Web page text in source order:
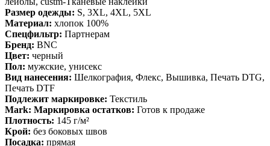
Размер одежды: S, 3XL, 4XL, 5XL
Материал: хлопок 100%
Спецфильтр: Партнерам
Бренд: BNC
Цвет: черный
Пол: мужские, унисекс
Вид нанесения: Шелкография, Флекс, Вышивка, Печать DTG,
Печать DTF
Подлежит маркировке: Текстиль
Mark: Маркировка остатков: Готов к продаже
Плотность: 145 г/м²
Крой: без боковых швов
Посадка: прямая